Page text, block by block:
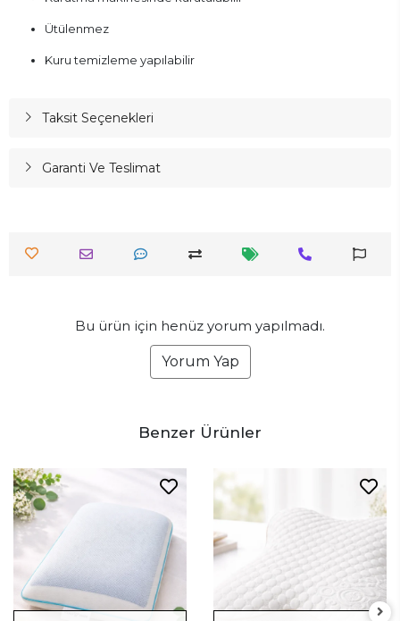
Ütülenmez
Kuru temizleme yapılabilir
Taksit Seçenekleri
Garanti Ve Teslimat
Bu ürün için henüz yorum yapılmadı.
Yorum Yap
Benzer Ürünler